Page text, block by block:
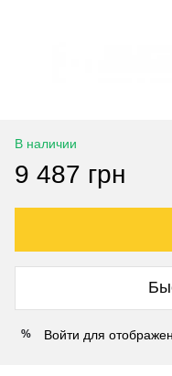
В наличии
9 487 грн
% Войти для